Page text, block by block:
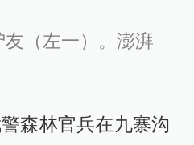
（左一）。澎湃
森林官兵在九寨沟